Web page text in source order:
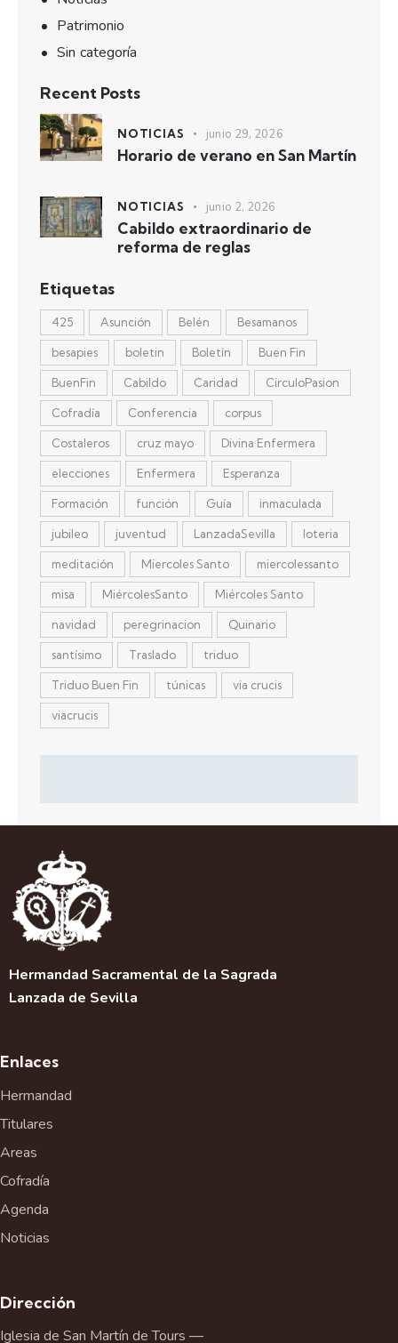
Patrimonio
Sin categoría
Recent Posts
NOTICIAS junio 29, 2026
Horario de verano en San Martín
NOTICIAS junio 2, 2026
Cabildo extraordinario de
reforma de reglas
Etiquetas
425 Asunción Belén Besamanos
besapies boletin Boletín Buen Fin
BuenFin Cabildo Caridad CirculoPasion
Cofradía Conferencia corpus
Costaleros cruz mayo Divina Enfermera
elecciones Enfermera Esperanza
Formación función Guía inmaculada
jubileo juventud LanzadaSevilla loteria
meditación Miercoles Santo miercolessanto
misa MiércolesSanto Miércoles Santo
navidad peregrinacion Quinario
santísimo Traslado triduo
Triduo Buen Fin túnicas via crucis
viacrucis
Hermandad Sacramental de la Sagrada
Lanzada de Sevilla
Enlaces
Hermandad
Titulares
Areas
Cofradía
Agenda
Noticias
Dirección
Iglesia de San Martín de Tours —